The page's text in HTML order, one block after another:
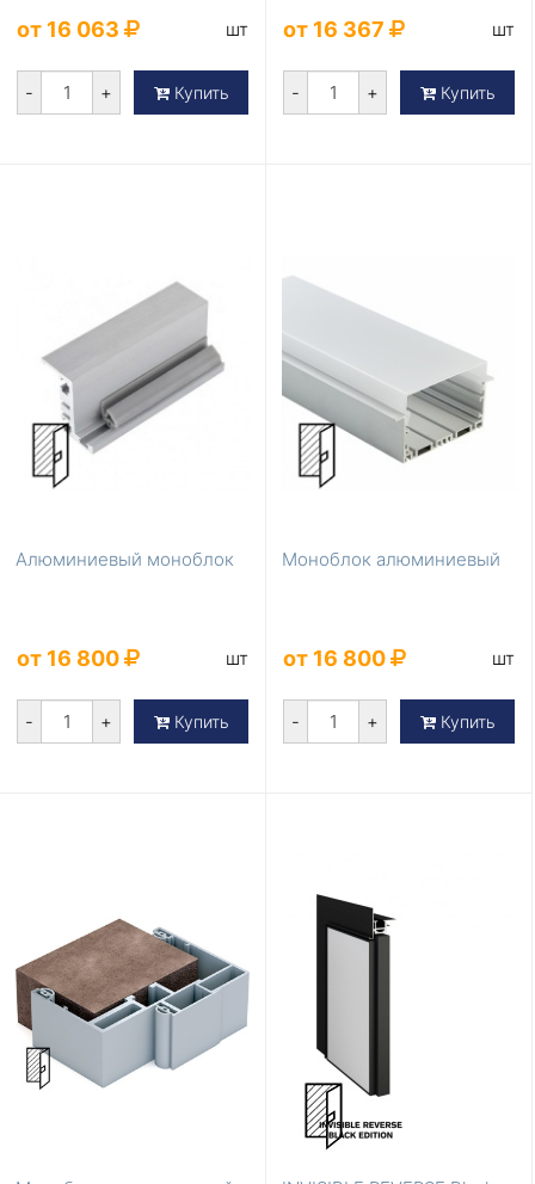
от 16 063 шт
- + Купить
от 16 367 шт
- + Купить
Алюминиевый моноблок
от 16 800 шт
- + Купить
Моноблок алюминиевый
от 16 800 шт
- + Купить